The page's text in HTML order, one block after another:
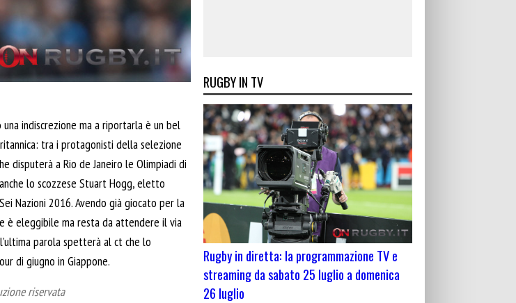
indiscrezione ma a riportarla è un bel
tra i protagonisti della selezione
disputerà a Rio de Janeiro le Olimpiadi di
lo scozzese Stuart Hogg, eletto
Nazioni 2016. Avendo già giocato per la
è eleggibile ma resta da attendere il via
parola spetterà al ct che lo
di giugno in Giappone.
riservata
RUGBY IN TV
Rugby in diretta: la programmazione TV e
streaming da sabato 25 luglio a domenica
26 luglio